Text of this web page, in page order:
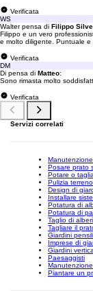
Verificata
WS
Walter pensa di Filippo
Filippo e un vero
e molto diligente. Puntuale e
Verificata
DM
Di pensa di Matteo:
Sono rimasta molto
Verificata
Servizi correlati
Posare prato
Potare o
Pulizia terreno
Design di
Installare
Potatura di
Potatura di
Taglio di alberi
Tagliare il
Giardini pensili
Imprese di
Giardini
Paesaggisti
Piantare un